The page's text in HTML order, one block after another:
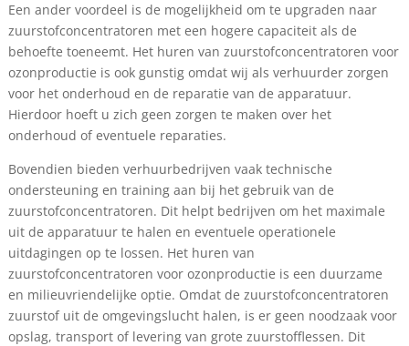
Een ander voordeel is de mogelijkheid om te upgraden naar
zuurstofconcentratoren met een hogere capaciteit als de
behoefte toeneemt. Het huren van zuurstofconcentratoren voor
ozonproductie is ook gunstig omdat wij als verhuurder zorgen
voor het onderhoud en de reparatie van de apparatuur.
Hierdoor hoeft u zich geen zorgen te maken over het
onderhoud of eventuele reparaties.
Bovendien bieden verhuurbedrijven vaak technische
ondersteuning en training aan bij het gebruik van de
zuurstofconcentratoren. Dit helpt bedrijven om het maximale
uit de apparatuur te halen en eventuele operationele
uitdagingen op te lossen. Het huren van
zuurstofconcentratoren voor ozonproductie is een duurzame
en milieuvriendelijke optie. Omdat de zuurstofconcentratoren
zuurstof uit de omgevingslucht halen, is er geen noodzaak voor
opslag, transport of levering van grote zuurstofflessen. Dit